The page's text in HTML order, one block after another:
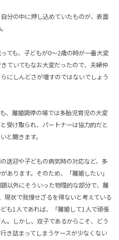
分の中に押し込めていたものが、表面
ても、子どもが0～2歳の時が一番大変
ていてもなお大変だったので、夫婦仲
にしんどさが増すのではないでしょう
、離婚調停の場では多胎児育児の大変
受け取られ、パートナーは協力的だと
と聞きます。
送迎や子どもの病気時の対応など、多
あります。そのため、「離婚したい」
以外にそういった物理的な部分で、離
現状で我慢せざるを得ないと考えている
も1人であれば、「離婚して1人で頑張
。しかし、双子であるからこそ、どう
き詰まってしまうケースが少なくない